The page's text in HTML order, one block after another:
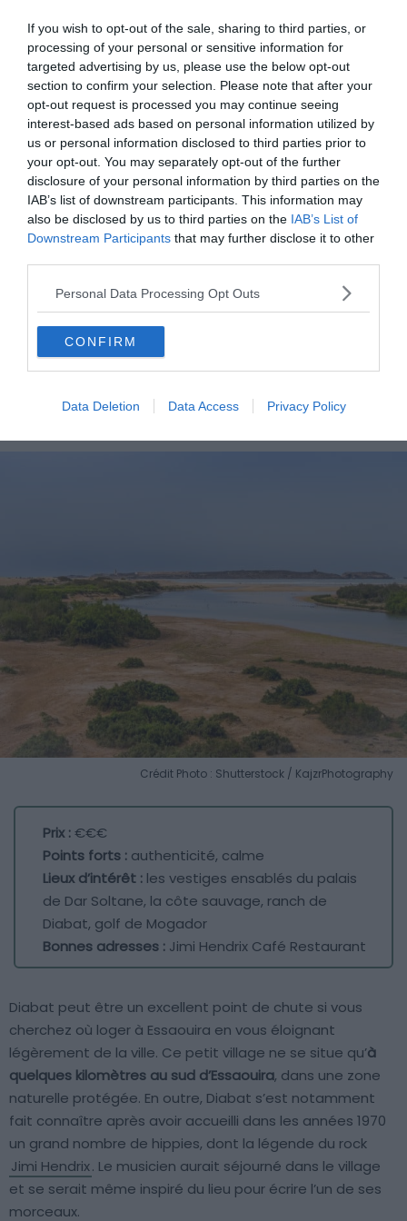
If you wish to opt-out of the sale, sharing to third parties, or
processing of your personal or sensitive information for
targeted advertising by us, please use the below opt-out
section to confirm your selection. Please note that after your
opt-out request is processed you may continue seeing
interest-based ads based on personal information utilized by
us or personal information disclosed to third parties prior to
your opt-out. You may separately opt-out of the further
disclosure of your personal information by third parties on the
IAB’s list of downstream participants. This information may
also be disclosed by us to third parties on the IAB’s List of
Downstream Participants that may further disclose it to other
Personal Data Processing Opt Outs
CONFIRM
Data Deletion Data Access Privacy Policy
amateurs·trices de sports de glisse, comme le surf
automne, hiver), ou le kitesurf et le windsurf (printemps,
été). La baie, très fréquentée, convient surtout aux
débutants de ces sports nautiques. Les initiés
préféreront sans doute les spots aux alentours, comme
la plage de Sidi Kaouki, à 30 kilomètres environ
d’Essaouira.
Avec ses nombreux cafés et restaurants où manger ou
boire un thé à la menthe, le quartier est très vivant,
notamment à l’heure du coucher du soleil !
Trouver un hôtel aux Dunes
Trouver un Airbnb aux Dunes
Diabat
Crédit Photo : Shutterstock / KajzrPhotography
Prix :€€€
Points forts : authenticité, calme
Lieux d’intérêt : les vestiges ensablés du palais
de Dar Soltane, la côte sauvage, ranch de
Diabat, golf de Mogador
Bonnes adresses : Jimi Hendrix Café Restaurant
Diabat peut être un excellent point de chute si vous
cherchez où loger à Essaouira en vous éloignant
légèrement de la ville. Ce petit village ne se situe qu’à
quelques kilomètres au sud d’Essaouira, dans une zone
naturelle protégée. En outre, Diabat s’est notamment
fait connaître après avoir accueilli dans les années 1970
un grand nombre de hippies, dont la légende du rock
Jimi Hendrix. Le musicien aurait séjourné dans le village
et se serait même inspiré du lieu pour écrire l’un de ses
morceaux.